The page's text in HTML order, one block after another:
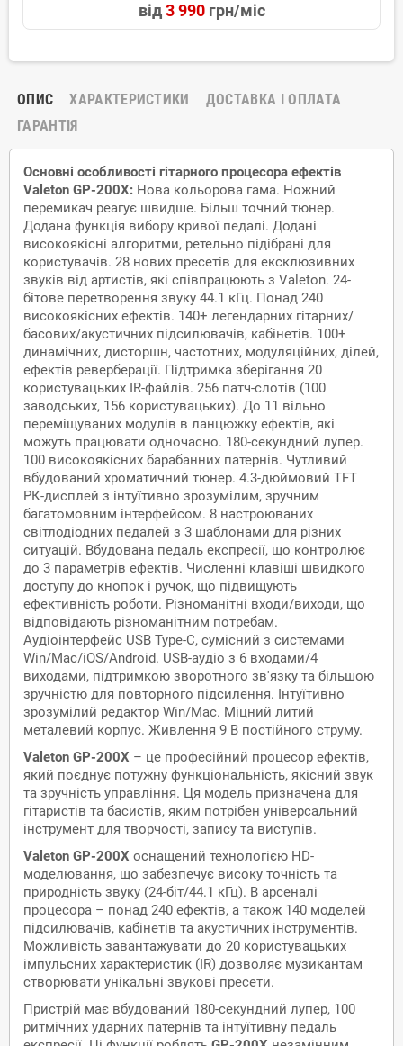
від3 990грн/міс
ОПИС ХАРАКТЕРИСТИКИ
ДОСТАВКА І ОПЛАТА
ГАРАНТІЯ
Основні особливості гітарного процесора ефектів
Valeton GP-200X: Нова кольорова гама. Ножний
перемикач реагує швидше. Більш точний тюнер.
Додана функція вибору кривої педалі. Додані
високоякісні алгоритми, ретельно підібрані для
користувачів. 28 нових пресетів для ексклюзивних
звуків від артистів, які співпрацюють з Valeton. 24-
бітове перетворення звуку 44.1 кГц. Понад 240
високоякісних ефектів. 140+ легендарних гітарних/
басових/акустичних підсилювачів, кабінетів. 100+
динамічних, дисторшн, частотних, модуляційних, ділей,
ефектів реверберації. Підтримка зберігання 20
користувацьких IR-файлів. 256 патч-слотів (100
заводських, 156 користувацьких). До 11 вільно
переміщуваних модулів в ланцюжку ефектів, які
можуть працювати одночасно. 180-секундний лупер.
100 високоякісних барабанних патернів. Чутливий
вбудований хроматичний тюнер. 4.3-дюймовий TFT
РК-дисплей з інтуїтивно зрозумілим, зручним
багатомовним інтерфейсом. 8 настроюваних
світлодіодних педалей з 3 шаблонами для різних
ситуацій. Вбудована педаль експресії, що контролює
до 3 параметрів ефектів. Численні клавіші швидкого
доступу до кнопок і ручок, що підвищують
ефективність роботи. Різноманітні входи/виходи, що
відповідають різноманітним потребам.
Аудіоінтерфейс USB Type-C, сумісний з системами
Win/Mac/iOS/Android. USB-аудіо з 6 входами/4
виходами, підтримкою зворотного зв'язку та більшою
зручністю для повторного підсилення. Інтуїтивно
зрозумілий редактор Win/Mac. Міцний литий
металевий корпус. Живлення 9 В постійного струму.
Valeton GP-200X – це професійний процесор ефектів,
який поєднує потужну функціональність, якісний звук
та зручність управління. Ця модель призначена для
гітаристів та басистів, яким потрібен універсальний
інструмент для творчості, запису та виступів.
Valeton GP-200X оснащений технологією HD-
моделювання, що забезпечує високу точність та
природність звуку (24-біт/44.1 кГц). В арсеналі
процесора – понад 240 ефектів, а також 140 моделей
підсилювачів, кабінетів та акустичних інструментів.
Можливість завантажувати до 20 користувацьких
імпульсних характеристик (IR) дозволяє музикантам
створювати унікальні звукові пресети.
Пристрій має вбудований 180-секундний лупер, 100
ритмічних ударних патернів та інтуїтивну педаль